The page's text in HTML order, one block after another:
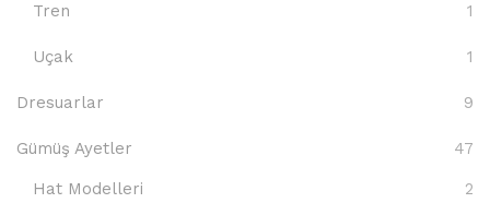
Tren 1
Uçak 1
Dresuarlar 9
Gümüş Ayetler 47
Hat Modelleri 2